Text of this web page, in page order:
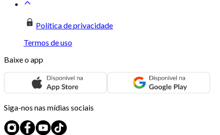
Política de privacidade
Termos de uso
Baixe o app
Siga-nos nas mídias sociais